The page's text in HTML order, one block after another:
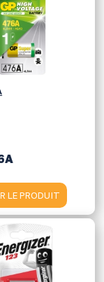
LE PRODUIT